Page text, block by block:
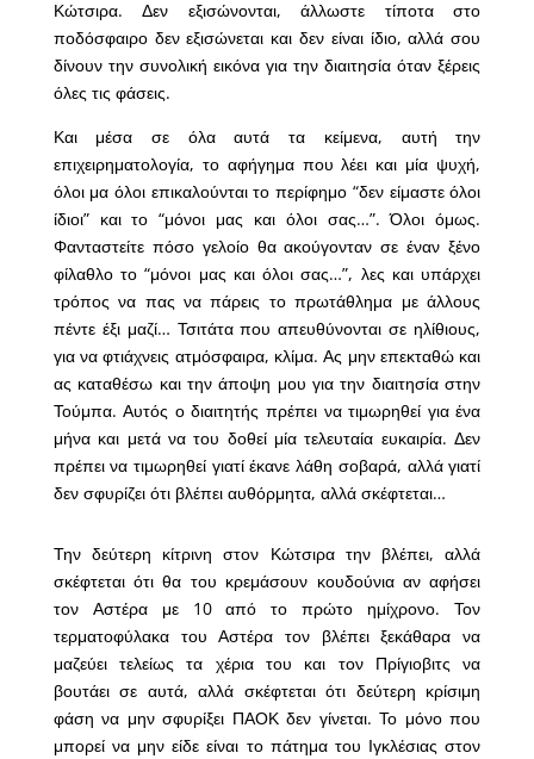
Κώτσιρα. Δεν εξισώνονται, άλλωστε τίποτα στο
ποδόσφαιρο δεν εξισώνεται και δεν είναι ίδιο, αλλά σου
δίνουν την συνολική εικόνα για την διαιτησία όταν ξέρεις
όλες τις φάσεις.
Και μέσα σε όλα αυτά τα κείμενα, αυτή την
επιχειρηματολογία, το αφήγημα που λέει και μία ψυχή,
όλοι μα όλοι επικαλούνται το περίφημο “δεν είμαστε όλοι
ίδιοι” και το “μόνοι μας και όλοι σας…”. Όλοι όμως.
Φανταστείτε πόσο γελοίο θα ακούγονταν σε έναν ξένο
φίλαθλο το “μόνοι μας και όλοι σας…”, λες και υπάρχει
τρόπος να πας να πάρεις το πρωτάθλημα με άλλους
πέντε έξι μαζί… Τσιτάτα που απευθύνονται σε ηλίθιους,
για να φτιάχνεις ατμόσφαιρα, κλίμα. Ας μην επεκταθώ και
ας καταθέσω και την άποψη μου για την διαιτησία στην
Τούμπα. Αυτός ο διαιτητής πρέπει να τιμωρηθεί για ένα
μήνα και μετά να του δοθεί μία τελευταία ευκαιρία. Δεν
πρέπει να τιμωρηθεί γιατί έκανε λάθη σοβαρά, αλλά γιατί
δεν σφυρίζει ότι βλέπει αυθόρμητα, αλλά σκέφτεται…
Την δεύτερη κίτρινη στον Κώτσιρα την βλέπει, αλλά
σκέφτεται ότι θα του κρεμάσουν κουδούνια αν αφήσει
τον Αστέρα με 10 από το πρώτο ημίχρονο. Τον
τερματοφύλακα του Αστέρα τον βλέπει ξεκάθαρα να
μαζεύει τελείως τα χέρια του και τον Πρίγιοβιτς να
βουτάει σε αυτά, αλλά σκέφτεται ότι δεύτερη κρίσιμη
φάση να μην σφυρίξει ΠΑΟΚ δεν γίνεται. Το μόνο που
μπορεί να μην είδε είναι το πάτημα του Ιγκλέσιας στον